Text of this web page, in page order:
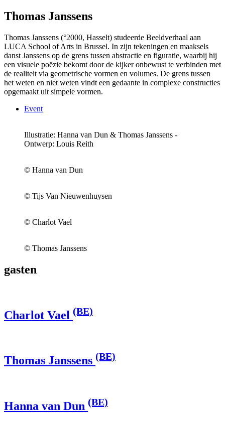
Thomas Janssens
Thomas Janssens (°2000, Hasselt) studeerde Beeldverhaal aan
LUCA School of Arts in Brussel. In zijn tekeningen en maaksels
danst Janssens op de grens tussen abstractie en figuratie, waarbij hij
een visuele poëzie bekomt door de kijker onbewust te verbinden met
de realiteit via geometrische vormen en volumes. De grens tussen
het weten en niet weten vindt een gedaante in complexe constructies
opgemaakt uit simpele vormen.
Event
Illustratie: Hanna van Dun & Thomas Janssens -
Ontwerp: Louis Reith
© Hanna van Dun
© Tijs Van Nieuwenhuysen
© Charlot Vael
© Thomas Janssens
gasten
Charlot Vael (BE)
Thomas Janssens (BE)
Hanna van Dun (BE)